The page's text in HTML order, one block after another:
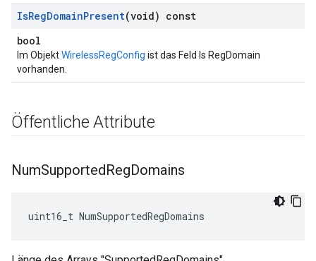
IsRegDomainPresent(void) const
bool
Im ObjektWirelessRegConfig ist das Feld Is RegDomain
vorhanden.
Öffentliche Attribute
NumSupportedRegDomains
uint16_t NumSupportedRegDomains